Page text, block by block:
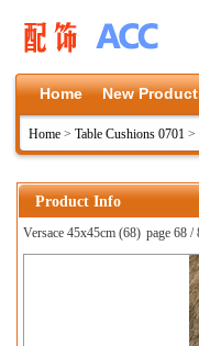
Home New
Home > Table Cushions 0701 >
Product Info
Versace 45x45cm (68) page 68 /